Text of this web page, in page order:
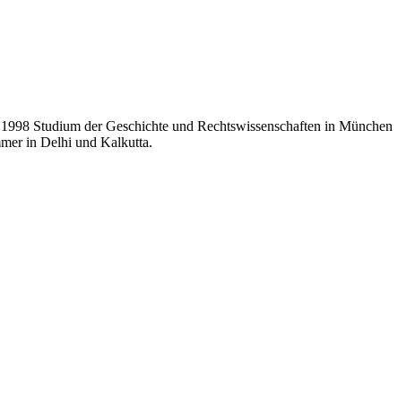
Studium der Geschichte und Rechtswissenschaften in München
in Delhi und Kalkutta.